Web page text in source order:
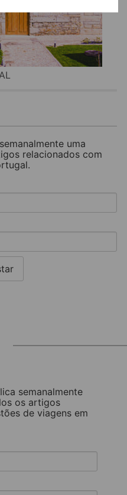
uma
relacionados com
semanalmente
os artigos
de viagens em